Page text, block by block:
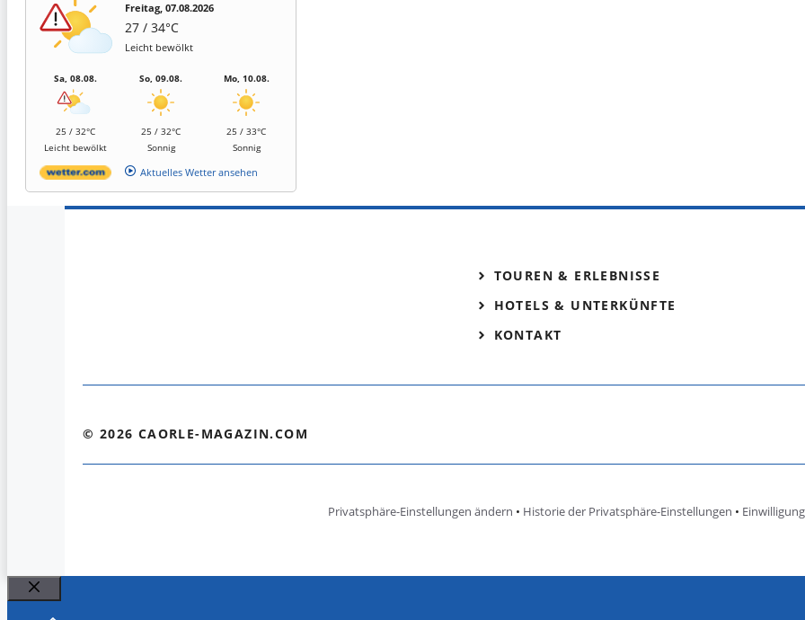
Freitag, 07.08.2026
27 / 34°C
Leicht bewölkt
Sa, 08.08.
25 / 32°C
Leicht bewölkt
So, 09.08.
25 / 32°C
Sonnig
Mo, 10.08.
25 / 33°C
Sonnig
Aktuelles Wetter ansehen
TOUREN & ERLEBNISSE
HOTELS & UNTERKÜNFTE
KONTAKT
© 2026 CAORLE-MAGAZIN.COM
Privatsphäre-Einstellungen ändern • Historie der Privatsphäre-Einstellungen •
Schließen